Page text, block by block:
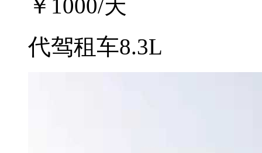
￥ 1000/天
代驾租车8.3L